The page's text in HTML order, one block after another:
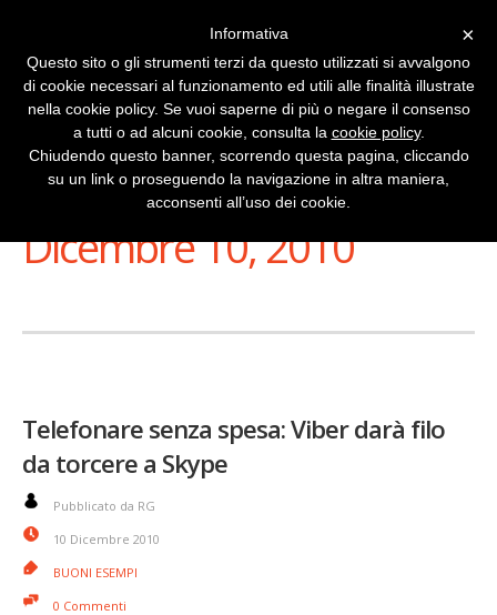
Stai Visualizzando
Dicembre 10, 2010
Telefonare senza spesa: Viber darà filo
da torcere a Skype
Pubblicato da RG
10 Dicembre 2010
BUONI ESEMPI
0 Commenti
×
Informativa
Questo sito o gli strumenti terzi da questo utilizzati si avvalgono
di cookie necessari al funzionamento ed utili alle finalità illustrate
nella cookie policy. Se vuoi saperne di più o negare il consenso
a tutti o ad alcuni cookie, consulta la cookie policy.
Chiudendo questo banner, scorrendo questa pagina, cliccando
su un link o proseguendo la navigazione in altra maniera,
acconsenti all’uso dei cookie.